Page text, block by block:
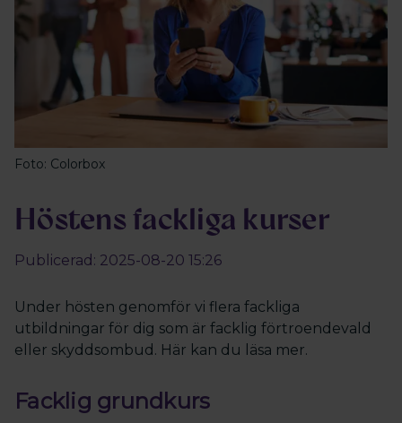
Foto: Colorbox
Höstens fackliga kurser
Publicerad: 2025-08-20 15:26
Under hösten genomför vi flera fackliga
utbildningar för dig som är facklig förtroendevald
eller skyddsombud. Här kan du läsa mer.
Facklig grundkurs